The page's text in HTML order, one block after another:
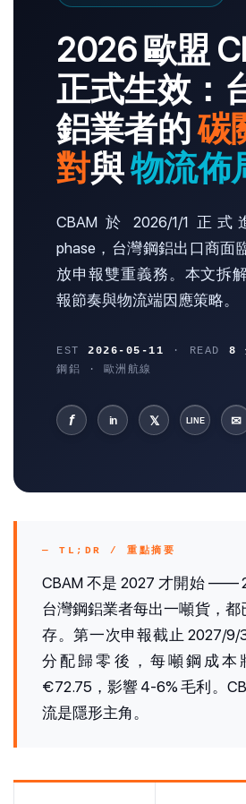
2026 歐盟
正式生效：
鋁業者的碳
對與物流佈
CBAM 於 2026/1/1 正式
phase，台灣鋼鋁出口商面
放申報雙重義務。本文拆
報節奏與物流端因應策略。
EST2026-05-11 · READ 8
鋼鋁 · 歐洲航線
f in 𝕏 LINE ✉
— TL;DR / 重點摘要
CBAM 不是 2027 才開始 ——
台灣鋼鋁業者每出一噸貨，
存。第一次申報截止 2027/9/
分配歸零後，每噸鋼成本
€72.75，影響 4-6% 毛利。
流是隱形主角。